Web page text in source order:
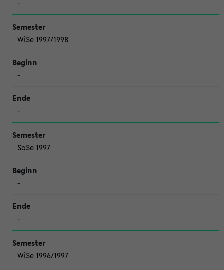
-
WiSe 1997/1998
-
-
SoSe 1997
-
-
WiSe 1996/1997